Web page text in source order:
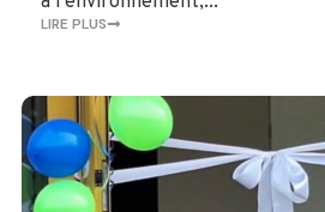
LIRE PLUS